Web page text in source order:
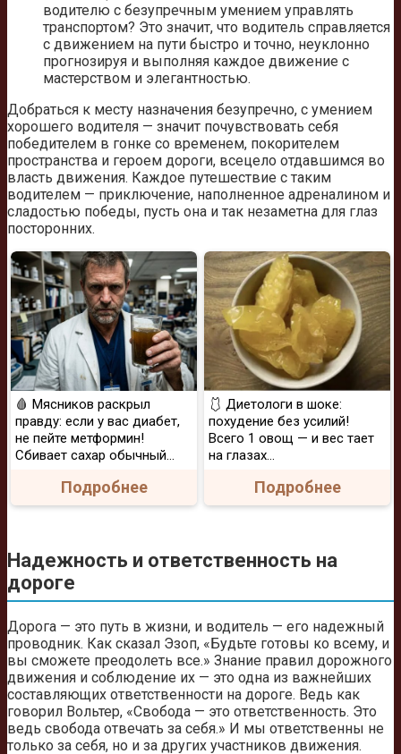
водителю с безупречным умением управлять
транспортом? Это значит, что водитель справляется
с движением на пути быстро и точно, неуклонно
прогнозируя и выполняя каждое движение с
мастерством и элегантностью.
Добраться к месту назначения безупречно, с умением
хорошего водителя — значит почувствовать себя
победителем в гонке со временем, покорителем
пространства и героем дороги, всецело отдавшимся во
власть движения. Каждое путешествие с таким
водителем — приключение, наполненное адреналином и
сладостью победы, пусть она и так незаметна для глаз
посторонних.
🩸 Мясников раскрыл
правду: если у вас диабет,
не пейте метформин!
Сбивает сахар обычный...
Подробнее
🩱 Диетологи в шоке:
похудение без усилий!
Всего 1 овощ — и вес тает
на глазах…
Подробнее
Надежность и ответственность на
дороге
Дорога — это путь в жизни, и водитель — его надежный
проводник. Как сказал Эзоп, «Будьте готовы ко всему, и
вы сможете преодолеть все.» Знание правил дорожного
движения и соблюдение их — это одна из важнейших
составляющих ответственности на дороге. Ведь как
говорил Вольтер, «Свобода — это ответственность. Это
ведь свобода отвечать за себя.» И мы ответственны не
только за себя, но и за других участников движения.